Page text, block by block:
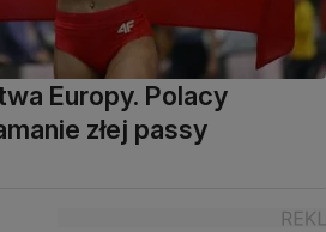
Europy. Polacy
złej passy